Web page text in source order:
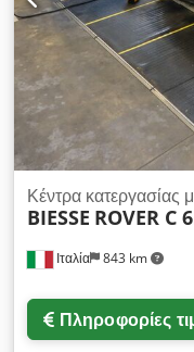
Ιταλία 843 km
Κέντρα κατεργασίας
BIESSE ROVER C
Πληροφορίες